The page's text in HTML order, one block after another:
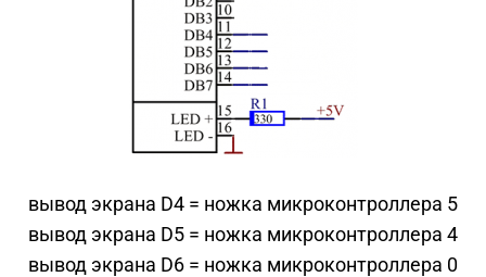
вывод экрана D4 = ножка микроконтроллера 5
вывод экрана D5 = ножка микроконтроллера 4
вывод экрана D6 = ножка микроконтроллера 0